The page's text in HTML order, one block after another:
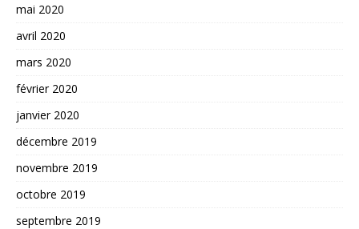
mai 2020
avril 2020
mars 2020
février 2020
janvier 2020
décembre 2019
novembre 2019
octobre 2019
septembre 2019